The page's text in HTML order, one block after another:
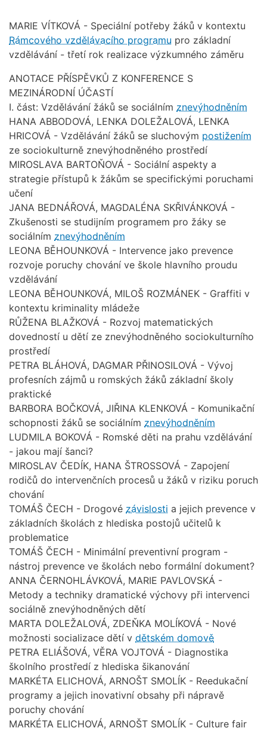
MARIE VÍTKOVÁ - Speciální potřeby žáků v kontextu
Rámcového vzdělávacího programu pro základní
vzdělávání - třetí rok realizace výzkumného záměru
ANOTACE PŘÍSPĚVKŮ Z KONFERENCE S
MEZINÁRODNÍ ÚČASTÍ
I. část: Vzdělávání žáků se sociálním znevýhodněním
HANA ABBODOVÁ, LENKA DOLEŽALOVÁ, LENKA
HRICOVÁ - Vzdělávání žáků se sluchovým postižením
ze sociokulturně znevýhodněného prostředí
MIROSLAVA BARTOŇOVÁ - Sociální aspekty a
strategie přístupů k žákům se specifickými poruchami
učení
JANA BEDNÁŘOVÁ, MAGDALÉNA SKŘIVÁNKOVÁ -
Zkušenosti se studijním programem pro žáky se
sociálním znevýhodněním
LEONA BĚHOUNKOVÁ - Intervence jako prevence
rozvoje poruchy chování ve škole hlavního proudu
vzdělávání
LEONA BĚHOUNKOVÁ, MILOŠ ROZMÁNEK - Graffiti v
kontextu kriminality mládeže
RŮŽENA BLAŽKOVÁ - Rozvoj matematických
dovedností u dětí ze znevýhodněného sociokulturního
prostředí
PETRA BLÁHOVÁ, DAGMAR PŘINOSILOVÁ - Vývoj
profesních zájmů u romských žáků základní školy
praktické
BARBORA BOČKOVÁ, JIŘINA KLENKOVÁ - Komunikační
schopnosti žáků se sociálním znevýhodněním
LUDMILA BOKOVÁ - Romské děti na prahu vzdělávání
- jakou mají šanci?
MIROSLAV ČEDÍK, HANA ŠTROSSOVÁ - Zapojení
rodičů do intervenčních procesů u žáků v riziku poruch
chování
TOMÁŠ ČECH - Drogové závislosti a jejich prevence v
základních školách z hlediska postojů učitelů k
problematice
TOMÁŠ ČECH - Minimální preventivní program -
nástroj prevence ve školách nebo formální dokument?
ANNA ČERNOHLÁVKOVÁ, MARIE PAVLOVSKÁ -
Metody a techniky dramatické výchovy při intervenci
sociálně znevýhodněných dětí
MARTA DOLEŽALOVÁ, ZDEŇKA MOLÍKOVÁ - Nové
možnosti socializace dětí v dětském domově
PETRA ELIÁŠOVÁ, VĚRA VOJTOVÁ - Diagnostika
školního prostředí z hlediska šikanování
MARKÉTA ELICHOVÁ, ARNOŠT SMOLÍK - Reedukační
programy a jejich inovativní obsahy při nápravě
poruchy chování
MARKÉTA ELICHOVÁ, ARNOŠT SMOLÍK - Culture fair